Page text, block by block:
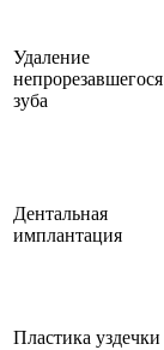
Удаление
непрорезавшегося
зуба
Дентальная
имплантация
Пластика уздечки